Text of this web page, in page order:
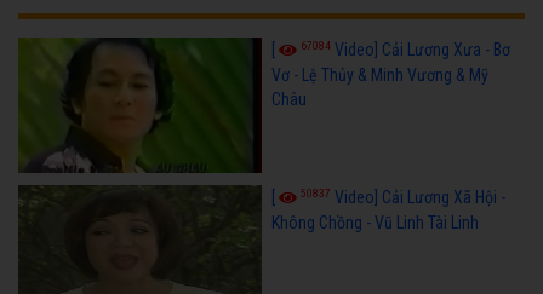
[ 67084 Video] Cải Lương Xưa - Bơ
Vơ - Lệ Thủy & Minh Vương & Mỹ
Châu
50837 Video] Cải Lương Xã Hội -
Không Chồng - Vũ Linh Tài Linh